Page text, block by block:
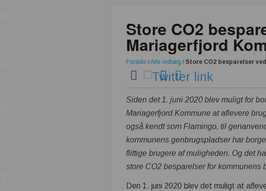
Store CO2
Mariagerfjord
Forside /Alle indlæg / Store CO2 besparelser
Siden det 1. juni 2020 blev muligt for
Mariagerfjord Kommune at aflevere
også kendt som Flamingo, til
kommunens genbrugspladser har
flittige brugere af muligheden. Og det
store CO2 besparelser for kommunens
Den 1. juni 2020 blev det muligt at